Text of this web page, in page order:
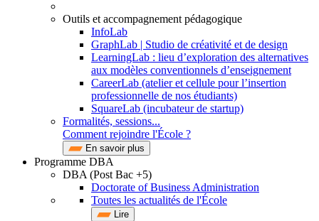
Outils et accompagnement pédagogique
InfoLab
GraphLab | Studio de créativité et de design
LearningLab : lieu d’exploration des alternatives
aux modèles conventionnels d’enseignement
CareerLab (atelier et cellule pour l’insertion
professionnelle de nos étudiants)
SquareLab (incubateur de startup)
Formalités, sessions...
Comment rejoindre l'École ?
En savoir plus
Programme DBA
DBA (Post Bac +5)
Doctorate of Business Administration
Toutes les actualités de l'École
Lire